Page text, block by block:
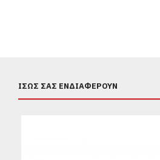
ΊΣΩΣ ΣΑΣ ΕΝΔΙΑΦΈΡΟΥΝ